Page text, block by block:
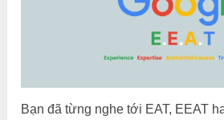
Bạn đã từng nghe tới EAT, EEAT